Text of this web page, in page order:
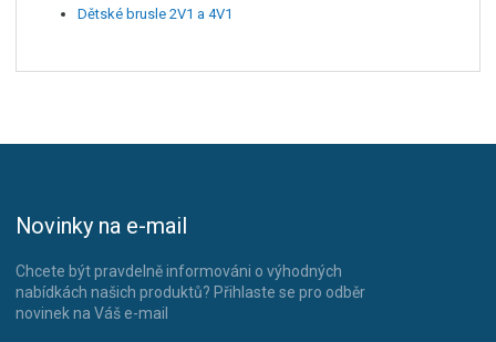
Dětské brusle 2V1 a 4V1
Novinky na e-mail
Chcete být pravdelně informováni o výhodných
nabídkách našich produktů? Přihlaste se pro odběr
novinek na Váš e-mail